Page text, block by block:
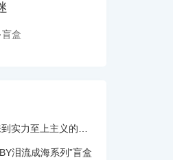
盲盒
的教室》坂柳有栖 1/7手办
泪流成海系列”盲盒